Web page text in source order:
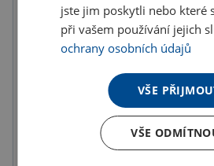
U partnera 6304 ks můžete mít 12.8.
jste jim poskytli nebo které
při vašem používání jejich
ochrany osobních údajů
VŠE
VŠE